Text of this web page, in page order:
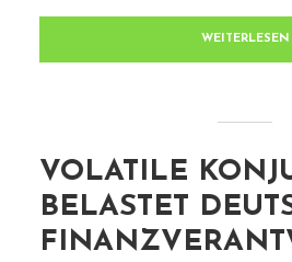
WEITERLESEN
VOLATILE
BELASTET